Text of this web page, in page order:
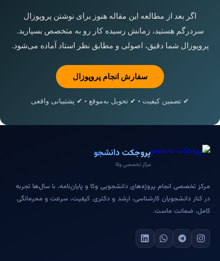
اگر بعد از مطالعه این مقاله هنوز برای نوشتن پروپوزال
سردرگم هستید، زمانش رسیده کار رو به متخصص بسپارید.
پروپوزال شما دقیق، اصولی و مطابق نظر استاد آماده می‌شود.
سفارش انجام پروپوزال
✔ تضمین کیفیت • ✔ تحویل به‌موقع • ✔ پشتیبانی واقعی
پروجکت دانشجو
مرکز تخصصی وکا
مرکز تخصصی انجام پروژه‌های دانشجویی وکا و پایان‌نامه، با سال‌ها تجربه
در کنار دانشجویان کارشناسی، ارشد و دکتری. کیفیت، سرعت و محرمانگی
کامل، ضمانت ماست.